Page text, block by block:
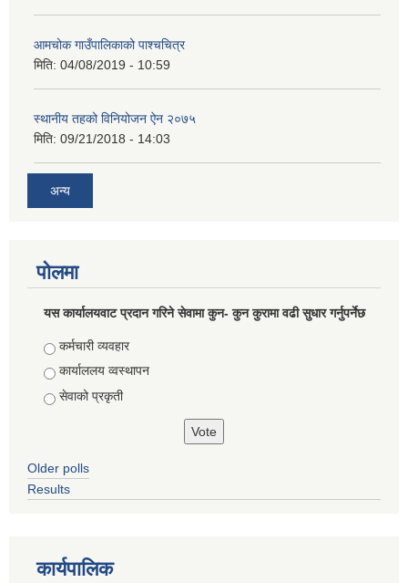
आमचोक गाउँपालिकाको पाश्चचित्र
मिति: 04/08/2019 - 10:59
स्थानीय तहको विनियोजन ऐन २०७५
मिति: 09/21/2018 - 14:03
अन्य
पोलमा
यस कार्यालयवाट प्रदान गरिने सेवामा कुन- कुन कुरामा वढी सुधार गर्नुपर्नेछ
Choices
कर्मचारी व्यवहार
कार्याललय व्वस्थापन
सेवाको प्रकृती
Older polls
Results
कार्यपालिक